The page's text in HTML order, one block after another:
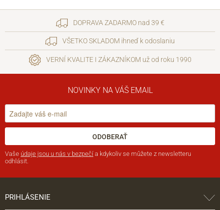
DOPRAVA ZADARMO nad 39 €
VŠETKO SKLADOM ihneď k odoslaniu
VERNÍ KVALITE I ZÁKAZNÍKOM už od roku 1990
NOVINKY NA VÁŠ EMAIL
ODOBERAŤ
Vaše údaje jsou u nás v bezpečí a kdykoliv se můžete z newsletteru
odhlásit.
PRIHLÁSENIE